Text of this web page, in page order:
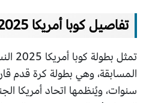
تفاصيل كوبا أمريكا 2025
تمثل
المسابقة، وهي بطولة كرة قدم
سنوات، ويُنظمها اتحاد أمريكا